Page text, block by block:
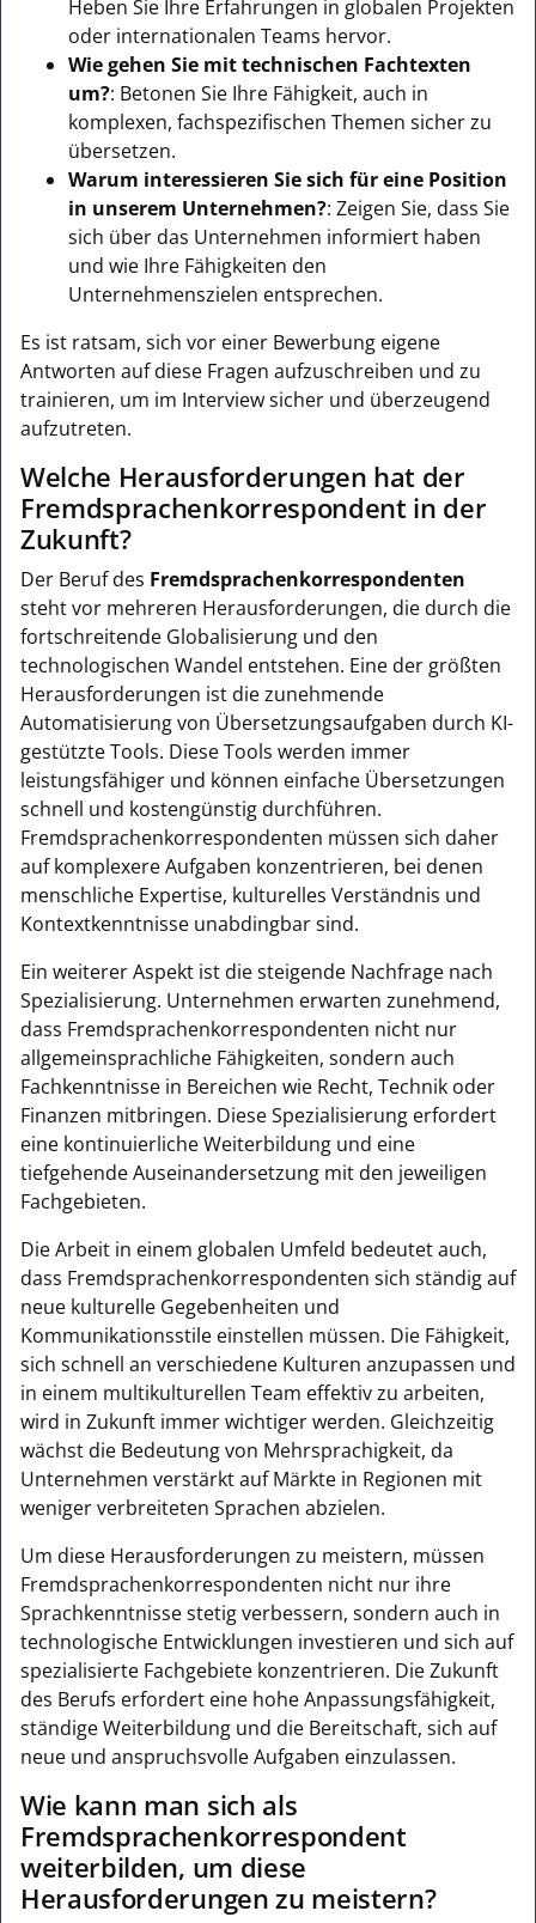
Heben Sie Ihre Erfahrungen in globalen Projekten
oder internationalen Teams hervor.
Wie gehen Sie mit technischen Fachtexten
um?: Betonen Sie Ihre Fähigkeit, auch in
komplexen, fachspezifischen Themen sicher zu
übersetzen.
Warum interessieren Sie sich für eine Position
in unserem Unternehmen?: Zeigen Sie, dass Sie
sich über das Unternehmen informiert haben
und wie Ihre Fähigkeiten den
Unternehmenszielen entsprechen.
Es ist ratsam, sich vor einer Bewerbung eigene
Antworten auf diese Fragen aufzuschreiben und zu
trainieren, um im Interview sicher und überzeugend
aufzutreten.
Welche Herausforderungen hat der
Fremdsprachenkorrespondent in der
Zukunft?
Der Beruf des Fremdsprachenkorrespondenten
steht vor mehreren Herausforderungen, die durch die
fortschreitende Globalisierung und den
technologischen Wandel entstehen. Eine der größten
Herausforderungen ist die zunehmende
Automatisierung von Übersetzungsaufgaben durch KI-
gestützte Tools. Diese Tools werden immer
leistungsfähiger und können einfache Übersetzungen
schnell und kostengünstig durchführen.
Fremdsprachenkorrespondenten müssen sich daher
auf komplexere Aufgaben konzentrieren, bei denen
menschliche Expertise, kulturelles Verständnis und
Kontextkenntnisse unabdingbar sind.
Ein weiterer Aspekt ist die steigende Nachfrage nach
Spezialisierung. Unternehmen erwarten zunehmend,
dass Fremdsprachenkorrespondenten nicht nur
allgemeinsprachliche Fähigkeiten, sondern auch
Fachkenntnisse in Bereichen wie Recht, Technik oder
Finanzen mitbringen. Diese Spezialisierung erfordert
eine kontinuierliche Weiterbildung und eine
tiefgehende Auseinandersetzung mit den jeweiligen
Fachgebieten.
Die Arbeit in einem globalen Umfeld bedeutet auch,
dass Fremdsprachenkorrespondenten sich ständig auf
neue kulturelle Gegebenheiten und
Kommunikationsstile einstellen müssen. Die Fähigkeit,
sich schnell an verschiedene Kulturen anzupassen und
in einem multikulturellen Team effektiv zu arbeiten,
wird in Zukunft immer wichtiger werden. Gleichzeitig
wächst die Bedeutung von Mehrsprachigkeit, da
Unternehmen verstärkt auf Märkte in Regionen mit
weniger verbreiteten Sprachen abzielen.
Um diese Herausforderungen zu meistern, müssen
Fremdsprachenkorrespondenten nicht nur ihre
Sprachkenntnisse stetig verbessern, sondern auch in
technologische Entwicklungen investieren und sich auf
spezialisierte Fachgebiete konzentrieren. Die Zukunft
des Berufs erfordert eine hohe Anpassungsfähigkeit,
ständige Weiterbildung und die Bereitschaft, sich auf
neue und anspruchsvolle Aufgaben einzulassen.
Wie kann man sich als
Fremdsprachenkorrespondent
weiterbilden, um diese
Herausforderungen zu meistern?